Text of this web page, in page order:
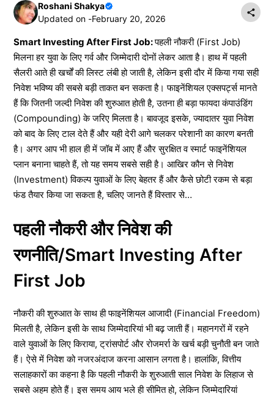
Roshani Shakya
Updated on -February 20, 2026
Smart Investing After First Job:पहली नौकरी (First Job)
मिलना हर युवा के लिए गर्व और जिम्मेदारी दोनों लेकर आता है। हाथ में पहली
सैलरी आते ही खर्चों की लिस्ट लंबी हो जाती है, लेकिन इसी दौर में किया गया सही
निवेश भविष्य की सबसे बड़ी ताकत बन सकता है। फाइनेंशियल एक्सपर्ट्स मानते
हैं कि जितनी जल्दी निवेश की शुरुआत होती है, उतना ही बड़ा फायदा कंपाउंडिंग
(Compounding) के जरिए मिलता है। बावजूद इसके, ज्यादातर युवा निवेश
को बाद के लिए टाल देते हैं और यही देरी आगे चलकर परेशानी का कारण बनती
है। अगर आप भी हाल ही में जॉब में आए हैं और सुरक्षित व स्मार्ट फाइनेंशियल
प्लान बनाना चाहते हैं, तो यह समय सबसे सही है। आखिर कौन से निवेश
(Investment) विकल्प युवाओं के लिए बेहतर हैं और कैसे छोटी रकम से बड़ा
फंड तैयार किया जा सकता है, चलिए जानते हैं विस्तार से…
पहली नौकरी और निवेश की
रणनीति/Smart Investing After
First Job
नौकरी की शुरुआत के साथ ही फाइनेंशियल आजादी (Financial Freedom)
मिलती है, लेकिन इसी के साथ जिम्मेदारियां भी बढ़ जाती हैं। महानगरों में रहने
वाले युवाओं के लिए किराया, ट्रांसपोर्ट और रोजमर्रा के खर्च बड़ी चुनौती बन जाते
हैं। ऐसे में निवेश को नजरअंदाज करना आसान लगता है। हालांकि, वित्तीय
सलाहकारों का कहना है कि पहली नौकरी के शुरुआती साल निवेश के लिहाज से
सबसे अहम होते हैं। इस समय आय भले ही सीमित हो, लेकिन जिम्मेदारियां